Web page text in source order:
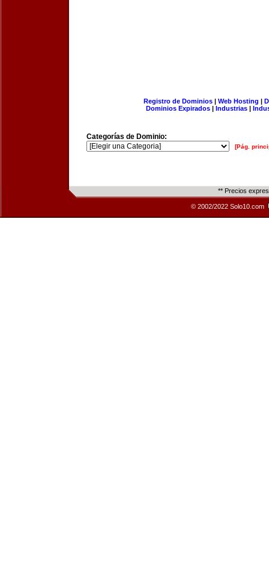
Registro de Dominios| Web Hosting |
Dominios Expirados | Industrias |
Categorías de Dominio:
[Pág.
** Precios
© 2002/2022 Solo10.com